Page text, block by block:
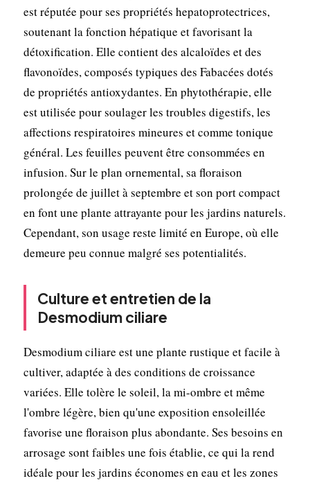
est réputée pour ses propriétés hepatoprotectrices,
soutenant la fonction hépatique et favorisant la
détoxification. Elle contient des alcaloïdes et des
flavonoïdes, composés typiques des Fabacées dotés
de propriétés antioxydantes. En phytothérapie, elle
est utilisée pour soulager les troubles digestifs, les
affections respiratoires mineures et comme tonique
général. Les feuilles peuvent être consommées en
infusion. Sur le plan ornemental, sa floraison
prolongée de juillet à septembre et son port compact
en font une plante attrayante pour les jardins naturels.
Cependant, son usage reste limité en Europe, où elle
demeure peu connue malgré ses potentialités.
Culture et entretien de la
Desmodium ciliare
Desmodium ciliare est une plante rustique et facile à
cultiver, adaptée à des conditions de croissance
variées. Elle tolère le soleil, la mi-ombre et même
l'ombre légère, bien qu'une exposition ensoleillée
favorise une floraison plus abondante. Ses besoins en
arrosage sont faibles une fois établie, ce qui la rend
idéale pour les jardins économes en eau et les zones